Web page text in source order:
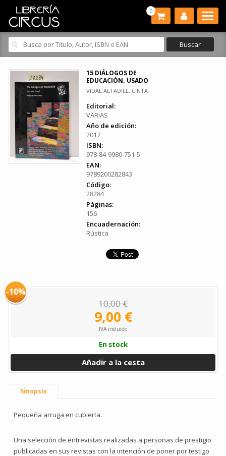
0
15 DIÁLOGOS DE
EDUCACIÓN. USADO
VIDAL ALTADILL, CINTA
Editorial:
VARIAS
Año de edición:
2017
ISBN:
978-84-9980-751-5
EAN:
9789200282843
Código:
28284
Páginas:
156
Encuadernación:
Rústica
-10%
10,00 €
9,00 €
IVA incluido
En stock
Añadir a la cesta
Sinopsis
Pequeña arruga en cubierta.
Una selección de entrevistas realizadas a personas de prestigio
publicadas en sus revistas con la intención de poner por testigo